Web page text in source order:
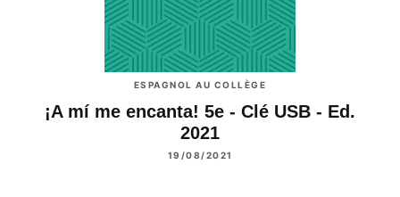
ESPAGNOL AU COLLÈGE
¡A mí me encanta! 5e - Clé USB - Ed.
2021
19/08/2021